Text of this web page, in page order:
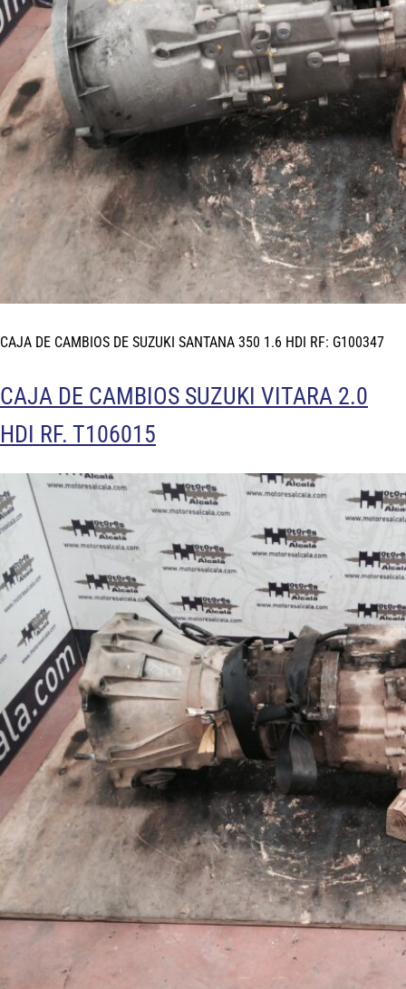
CAJA DE CAMBIOS DE SUZUKI SANTANA 350 1.6 HDI RF: G100347
CAJA DE CAMBIOS SUZUKI VITARA 2.0
HDI RF. T106015